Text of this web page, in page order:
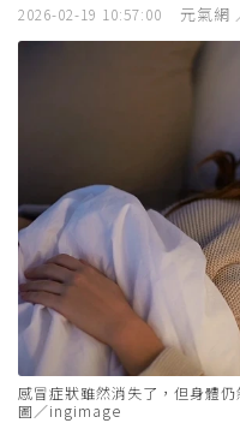
2026-02-19 10:57:00 元氣網
感冒症狀雖然消失了，但身體仍
圖／ingimage